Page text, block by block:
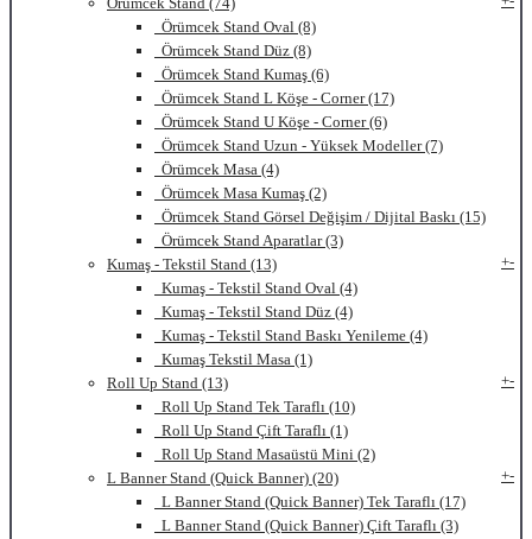
Örümcek Stand Oval (8)
Örümcek Stand Düz (8)
Örümcek Stand Kumaş (6)
Örümcek Stand L Köşe - Corner (17)
Örümcek Stand U Köşe - Corner (6)
Örümcek Stand Uzun - Yüksek Modeller (7)
Örümcek Masa (4)
Örümcek Masa Kumaş (2)
Örümcek Stand Görsel Değişim / Dijital Baskı (15)
Örümcek Stand Aparatlar (3)
Kumaş - Tekstil Stand (13)
+-
Kumaş - Tekstil Stand Oval (4)
Kumaş - Tekstil Stand Düz (4)
Kumaş - Tekstil Stand Baskı Yenileme (4)
Kumaş Tekstil Masa (1)
Roll Up Stand (13)
+-
Roll Up Stand Tek Taraflı (10)
Roll Up Stand Çift Taraflı (1)
Roll Up Stand Masaüstü Mini (2)
L Banner Stand (Quick Banner) (20)
+-
L Banner Stand (Quick Banner) Tek Taraflı (17)
L Banner Stand (Quick Banner) Çift Taraflı (3)